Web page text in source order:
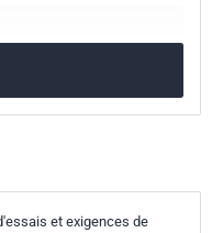
et exigences de